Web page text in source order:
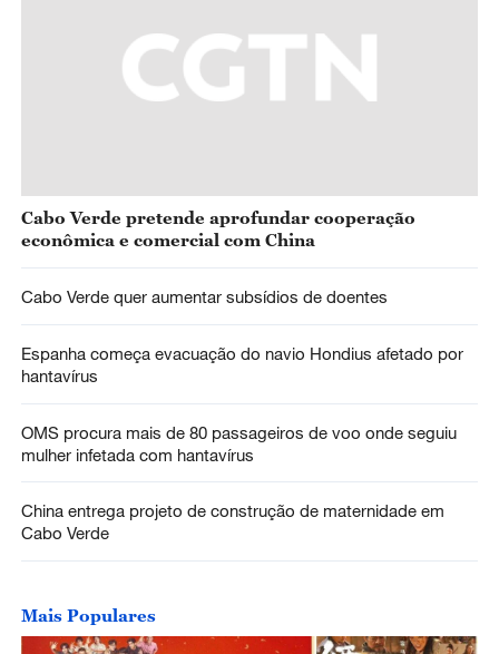
Cabo Verde pretende aprofundar cooperação
econômica e comercial com China
Cabo Verde quer aumentar subsídios de doentes
Espanha começa evacuação do navio Hondius afetado por
hantavírus
OMS procura mais de 80 passageiros de voo onde seguiu
mulher infetada com hantavírus
China entrega projeto de construção de maternidade em
Cabo Verde
Mais Populares